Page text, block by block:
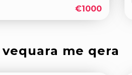
€1000
me qera